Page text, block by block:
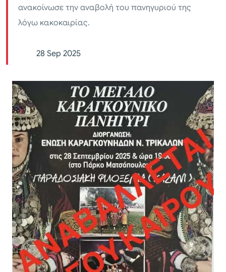
ανακοίνωσε την αναβολή του πανηγυριού της
λόγω κακοκαιρίας.
28 Sep 2025